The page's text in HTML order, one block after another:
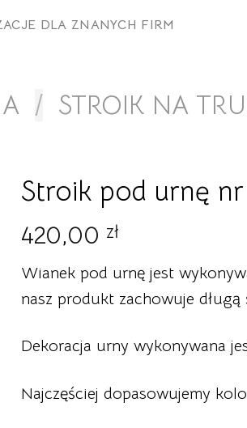
DLA ZNANYCH FIRM
/ STROIK NA
Stroik pod urnę
420,00 zł
Wianek pod urnę jest
nasz produkt zachowuje długą
Dekoracja urny wykonywana
Najczęściej dopasowujemy